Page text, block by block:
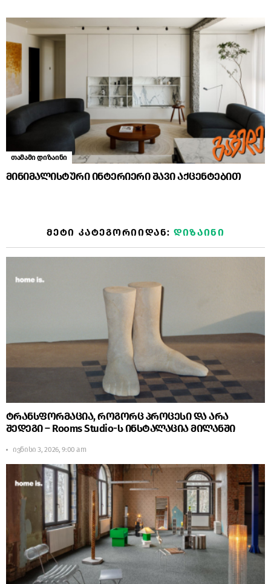
თამამი დიზაინი
მინიმალისტური ინტერიერი შავი აქცენტებით
ᲛᲔᲢᲘ ᲙᲐᲢᲔᲒᲝᲠᲘᲘᲓᲐᲜ:ᲓᲘᲖᲐᲘᲜᲘ
ტრანსფორმაცია, როგორც პროცესი და არა
შედეგი – Rooms Studio-ს ინსტალაცია მილანში
ივნისი 3, 2026, 9:00 am